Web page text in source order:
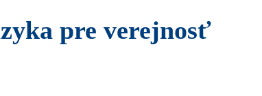
pre verejnosť